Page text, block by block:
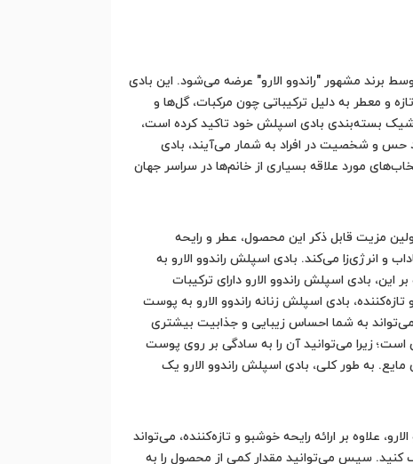
برند مشهور "راندوو الارو" عرضه می‌شود. این بادی
و معطر به دلیل ترکیباتی چون مرکبات، گل‌ها و
و شیک بسته‌بندی بادی اسپلش خود تاکید کرده است،
حس و شخصیت در افراد به شمار می‌آیند، بادی
مورد علاقه بسیاری از خانم‌ها در سراسر جهان
مزیت قابل ذکر این محصول، عطر و رایحه
و انرژی‌زا می‌کند. بادی اسپلش راندوو الارو به
بادی اسپلش راندوو الارو دارای ترکیبات
بادی اسپلش زنانه راندوو الارو به پوست
می‌تواند به شما احساس زیبایی و جذابیت بیشتری
است؛ زیرا می‌توانید آن را به سادگی بر روی پوست
به طور کلی، بادی اسپلش راندوو الارو یک
علاوه بر ارائه رایحه خوشبو و تازه‌کننده، می‌تواند
کنید. سپس می‌توانید مقدار کمی از محصول را به